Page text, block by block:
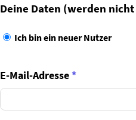
Deine Daten (werden
Ich bin ein neuer Nutzer
E-Mail-Adresse*